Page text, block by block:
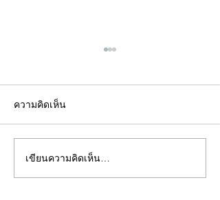
คอลัมน์"จับชีพจรวงการ
พระ"ประจำพุธที่ 29
ความคิดเห็น
เขียนความคิดเห็น…